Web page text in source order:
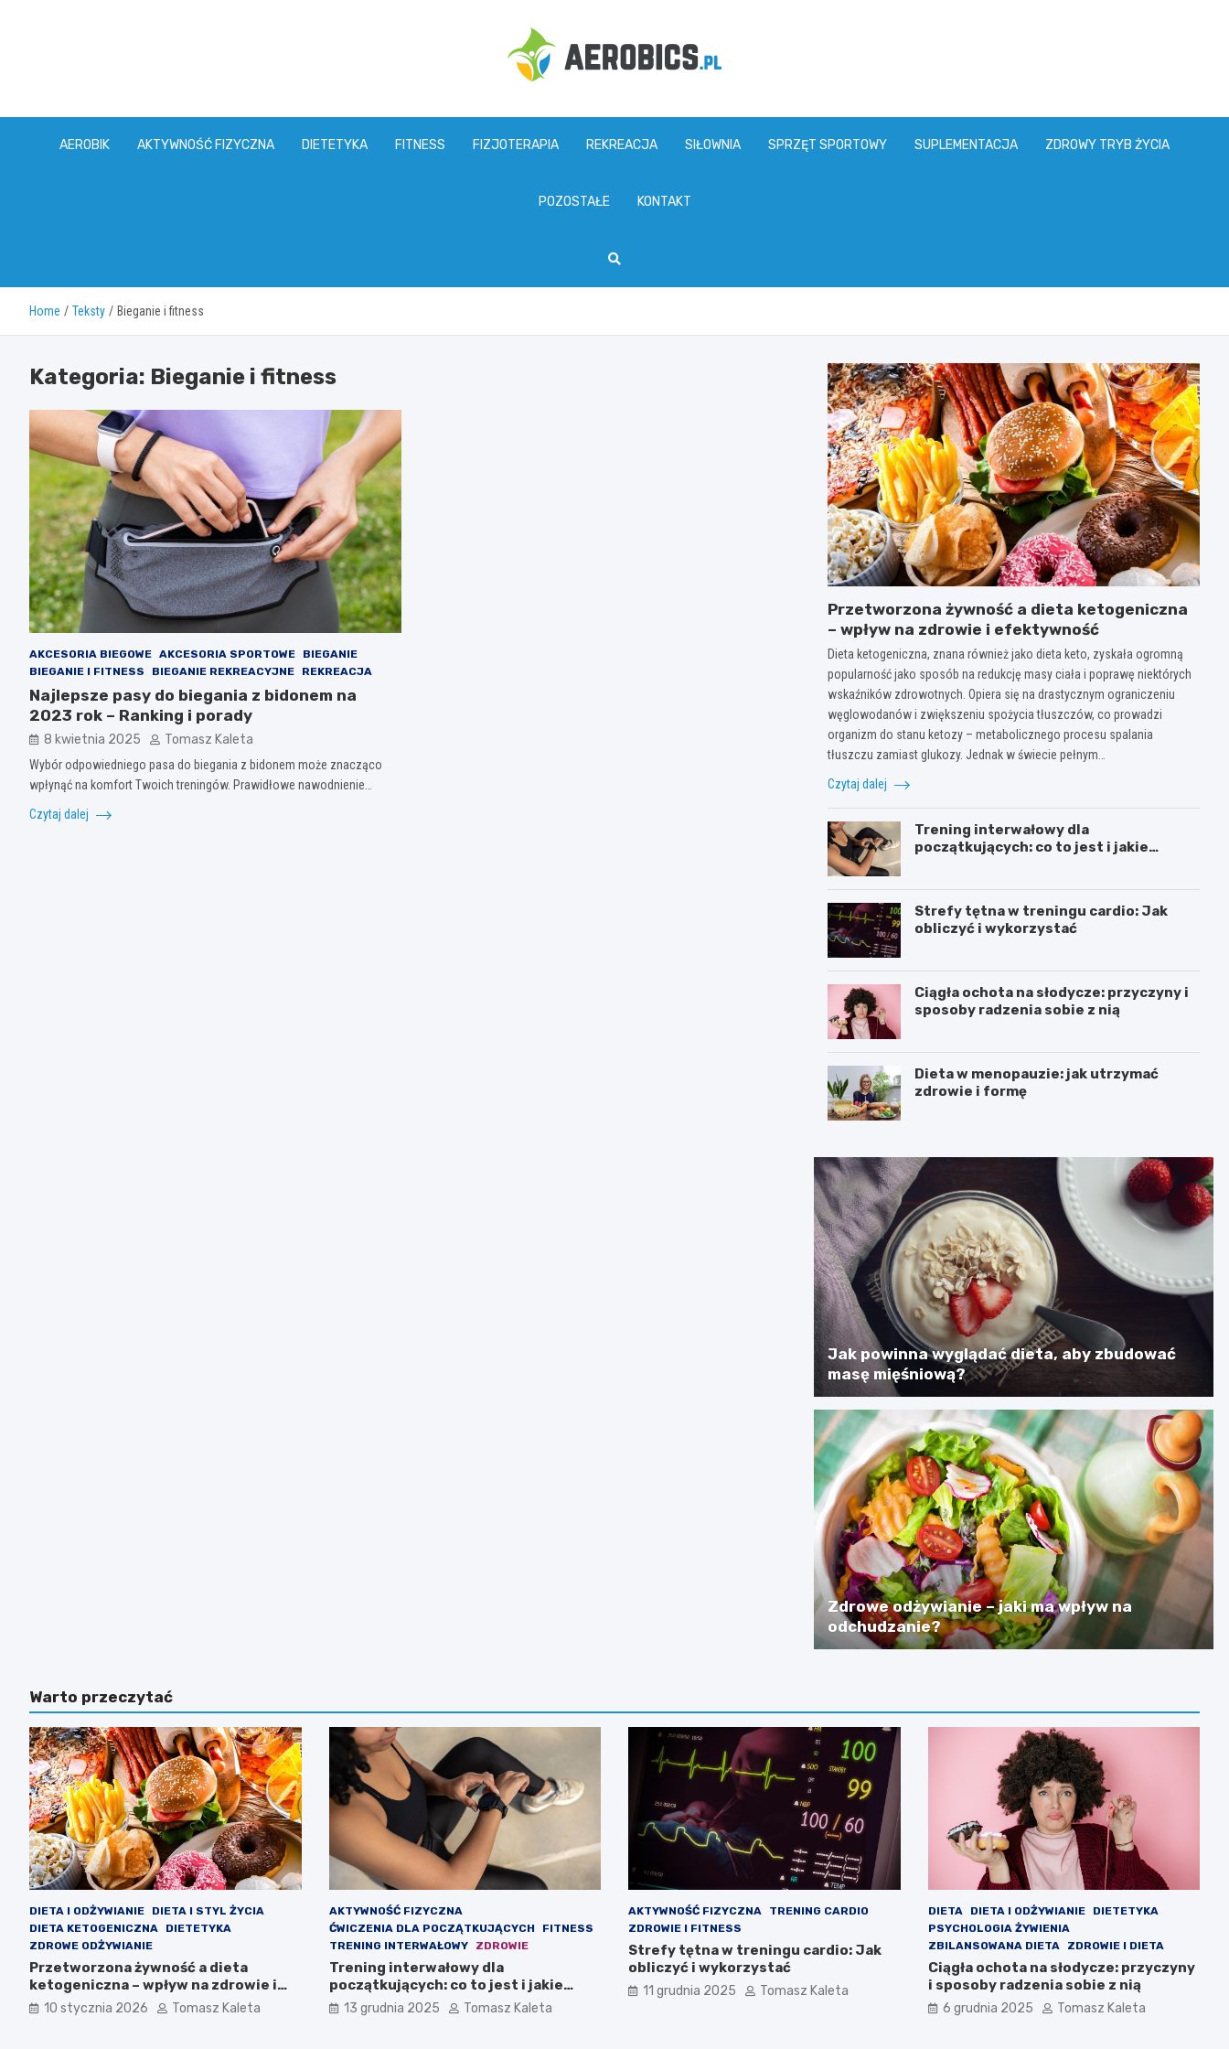
aerobics.pl
AEROBIK AKTYWNOŚĆ FIZYCZNA DIETETYKA FITNESS FIZJOTERAPIA REKREACJA SIŁOWNIA SPRZĘT SPORTOWY SUPLEMENTACJA ZDROWY TRYB ŻYCIA
POZOSTAŁE KONTAKT
Home Teksty Bieganie i fitness
Kategoria: Bieganie i fitness
AKCESORIA BIEGOWE AKCESORIA SPORTOWE
BIEGANIE
BIEGANIE I FITNESS
BIEGANIE REKREACYJNE REKREACJA
Najlepsze pasy do biegania z bidonem na
2023 rok – Ranking i porady
8 kwietnia 2025 Tomasz Kaleta
Wybór odpowiedniego pasa do biegania z bidonem może znacząco
wpłynąć na komfort Twoich treningów. Prawidłowe nawodnienie…
Czytaj dalej
Przetworzona żywność a dieta ketogeniczna
– wpływ na zdrowie i efektywność
Dieta ketogeniczna, znana również jako dieta keto, zyskała ogromną
popularność jako sposób na redukcję masy ciała i poprawę niektórych
wskaźników zdrowotnych. Opiera się na drastycznym ograniczeniu
węglowodanów i zwiększeniu spożycia tłuszczów, co prowadzi
organizm do stanu ketozy – metabolicznego procesu spalania
tłuszczu zamiast glukozy. Jednak w świecie pełnym…
Czytaj dalej
Trening interwałowy dla
początkujących: co to jest i jakie
Strefy tętna w treningu cardio: Jak
obliczyć i wykorzystać
Ciągła ochota na słodycze: przyczyny i
sposoby radzenia sobie z nią
Dieta w menopauzie: jak utrzymać
zdrowie i formę
Jak powinna wyglądać dieta, aby zbudować
masę mięśniową?
Zdrowe odżywianie – jaki ma wpływ na
odchudzanie?
Warto przeczytać
DIETA I ODŻYWIANIE
DIETA I STYL ŻYCIA
DIETA KETOGENICZNA
DIETETYKA
ZDROWE ODŻYWIANIE
Przetworzona żywność a dieta
ketogeniczna – wpływ na zdrowie i
efektywność
10 stycznia 2026 Tomasz Kaleta
AKTYWNOŚĆ FIZYCZNA
ĆWICZENIA DLA POCZĄTKUJĄCYCH
FITNESS
TRENING INTERWAŁOWY
ZDROWIE
Trening interwałowy dla
początkujących: co to jest i jakie
przynosi efekty
13 grudnia 2025 Tomasz Kaleta
AKTYWNOŚĆ FIZYCZNA
TRENING CARDIO
ZDROWIE I FITNESS
Strefy tętna w treningu cardio: Jak
obliczyć i wykorzystać
11 grudnia 2025 Tomasz Kaleta
DIETA DIETA I ODŻYWIANIE
DIETETYKA
PSYCHOLOGIA ŻYWIENIA
ZBILANSOWANA DIETA
ZDROWIE I DIETA
Ciągła ochota na słodycze: przyczyny
i sposoby radzenia sobie z nią
6 grudnia 2025 Tomasz Kaleta